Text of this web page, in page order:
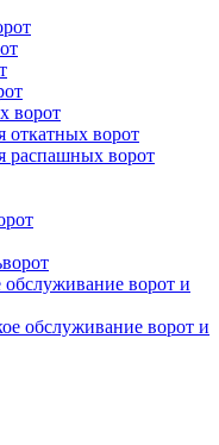
ворот
откатных ворот
распашных ворот
обслуживание ворот и
обслуживание ворот и